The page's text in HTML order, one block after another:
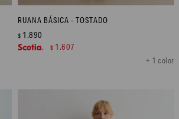
RUANA BÁSICA - TOSTADO
+ 1 color
$ 1.890
$ 1.607